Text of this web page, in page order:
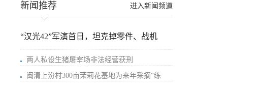
进入新闻频道
新闻推荐
“汉光42”军演首日，坦克掉零件、战机
两人私设生猪屠宰场非法经营获刑
闽清上汾村300亩茉莉花基地为来年采摘“练